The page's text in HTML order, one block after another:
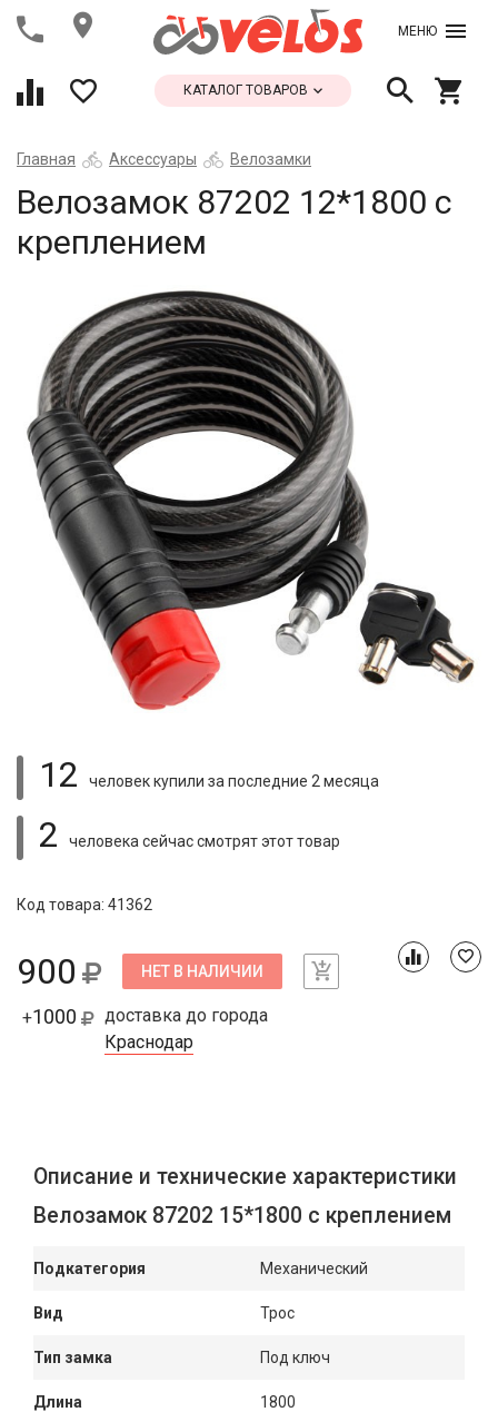
МЕНЮ
КАТАЛОГ ТОВАРОВ
Главная Аксессуары Велозамки
Велозамок 87202 12*1800 с
креплением
12 человек купили за последние 2 месяца
2 человека сейчас смотрятэтот товар
Код товара: 41362
900 НЕТ В НАЛИЧИИ
+1000
доставка до города
Краснодар
Описание и технические характеристики
Велозамок 87202 15*1800 с креплением
Подкатегория Механический
Вид Трос
Тип замка Под ключ
Длина 1800